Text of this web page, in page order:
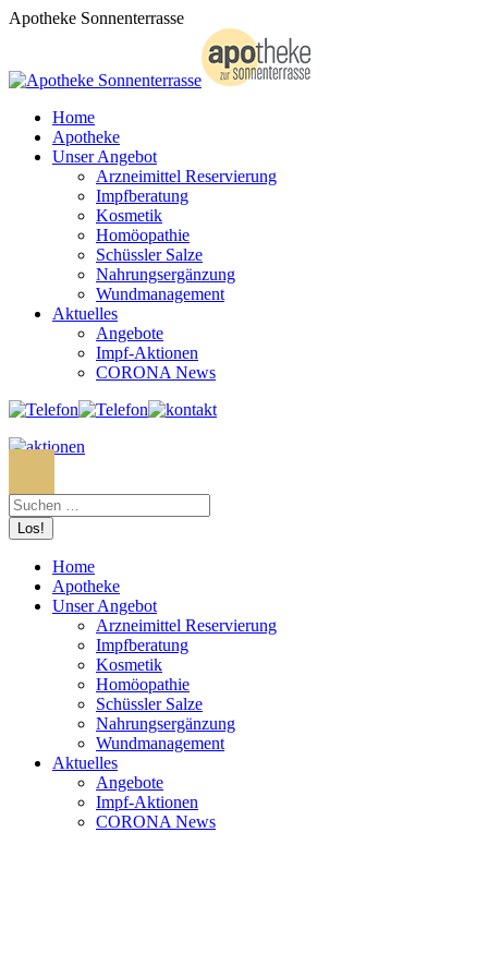
Zum
Apotheke Sonnenterrasse
Home
Apotheke
Unser Angebot
Arzneimittel Reservierung
Impfberatung
Kosmetik
Homöopathie
Schüssler Salze
Nahrungsergänzung
Wundmanagement
Aktuelles
Angebote
Impf-Aktionen
CORONA News
Home
Apotheke
Unser Angebot
Arzneimittel Reservierung
Impfberatung
Kosmetik
Homöopathie
Schüssler Salze
Nahrungsergänzung
Wundmanagement
Aktuelles
Angebote
Impf-Aktionen
CORONA News